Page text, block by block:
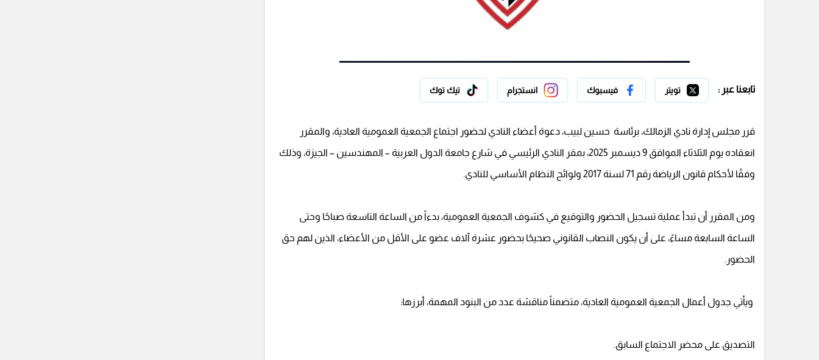
تابعنا عبر : تويتر فيسبوك انستجرام تيك توك
قرر مجلس إدارة نادي الزمالك، برئاسة حسين لبيب، دعوة أعضاء النادي لحضور اجتماع الجمعية العمومية العادية، والمقرر
انعقاده يوم الثلاثاء الموافق 9 ديسمبر 2025، بمقر النادي الرئيسي في شارع جامعة الدول العربية – المهندسين – الجيزة، وذلك
وفقًا لأحكام قانون الرياضة رقم 71 لسنة 2017 ولوائح النظام الأساسي للنادي.
ومن المقرر أن تبدأ عملية تسجيل الحضور والتوقيع في كشوف الجمعية العمومية، بدءاً من الساعة التاسعة صباحًا وحتى
الساعة السابعة مساءً، على أن يكون النصاب القانوني صحيحًا بحضور عشرة آلاف عضو على الأقل من الأعضاء، الذين لهم حق
الحضور.
ويأتي جدول أعمال الجمعية العمومية العادية، متضمناً مناقشة عدد من البنود المهمة، أبرزها:
التصديق على محضر الاجتماع السابق.